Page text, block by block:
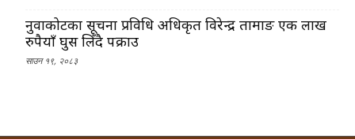
नुवाकोटका सूचना प्रविधि अधिकृत विरेन्द्र तामाङ एक लाख
रुपैयाँ घुस लिँदै पक्राउ
साउन १९, २०८३